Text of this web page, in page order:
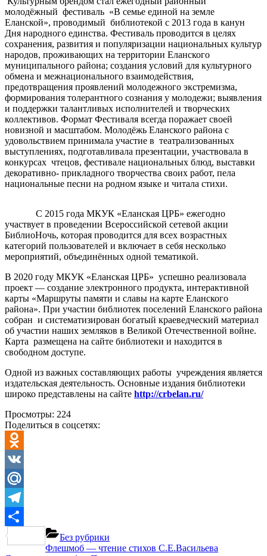
молодёжный фестиваль «В семье единой на земле
Еланской», проводимый библиотекой с 2013 года в канун
Дня народного единства. Фестиваль проводится в целях
сохранения, развития и популяризации национальных культур
народов, проживающих на территории Еланского
муниципального района; создания условий для культурного
обмена и межнационального взаимодействия,
предотвращения проявлений молодежного экстремизма,
формирования толерантного сознания у молодежи; выявления
и поддержки талантливых исполнителей и творческих
коллективов. Формат Фестиваля всегда поражает своей
новизной и масштабом. Молодёжь Еланского района с
удовольствием принимала участие в театрализованных
выступлениях, подготавливала презентации, участвовала в
конкурсах чтецов, фестивале национальных блюд, выставки
декоративно- прикладного творчества своих работ, пела
национальные песни на родном языке и читала стихи.
С 2015 года МКУК «Еланская ЦРБ» ежегодно
участвует в проведении Всероссийской сетевой акции
БиблиоНочь, которая проводится для всех возрастных
категорий пользователей и включает в себя несколько
мероприятий, объединённых одной тематикой.
В 2020 году МКУК «Еланская ЦРБ» успешно реализовала
проект — создание электронного продукта, интерактивной
карты «Маршруты памяти и славы на карте Еланского
района». При участии библиотек поселений Еланского района
собран и систематизирован богатый краеведческий материал
об участии наших земляков в Великой Отечественной войне.
Карта размещена на сайте библиотеки и находится в
свободном доступе.
Одной из важных составляющих работы учреждения является
издательская деятельность. Основные издания библиотеки
широко представлены на сайте http://crbelan.ru/
Просмотры: 224
Поделиться в соцсетях:
Odnoklassniki
VK
Mail.Ru
Telegram
Отправить
Без рубрики
Навигация
Previous
Флешмоб — чтение стихов С.Е.Васильева